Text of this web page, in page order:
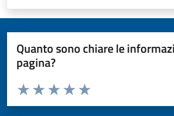
Quanto sono chiare le
pagina?
Valuta da 1 a 5 stelle la pagina
Valuta 5 stelle su 5
Valuta 4 stelle su 5
Valuta 3 stelle su 5
Valuta 2 stelle su 5
Valuta 1 stelle su 5